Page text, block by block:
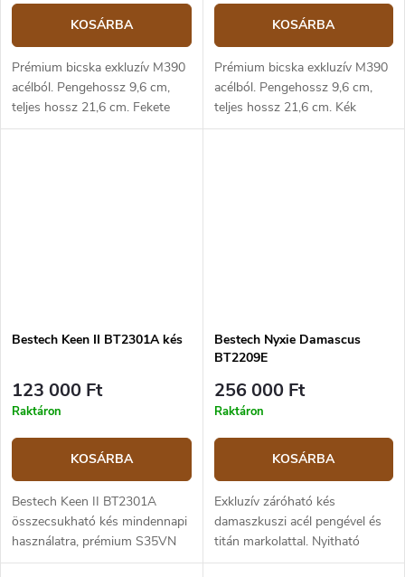
KOSÁRBA
Prémium bicska exkluzív M390
acélból. Pengehossz 9,6 cm,
teljes hossz 21,6 cm. Fekete
titánium markolat. Keretzár,
KOSÁRBA
Prémium bicska exkluzív M390
acélból. Pengehossz 9,6 cm,
teljes hossz 21,6 cm. Kék
titánium markolat. Keretzár,
Bestech Keen II BT2301A kés
123 000 Ft
Raktáron
KOSÁRBA
Bestech Keen II BT2301A
összecsukható kés mindennapi
használatra, prémium S35VN
acélból és szénszálas nyélből. A
Bestech Nyxie Damascus
BT2209E
256 000 Ft
Raktáron
KOSÁRBA
Exkluzív záróható kés
damaszkuszi acél pengével és
titán markolattal. Nyitható
elülső flipper. A penge hossza